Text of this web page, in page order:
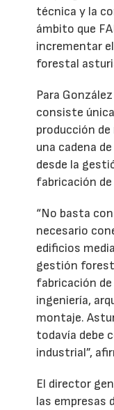
técnica y la
ámbito que
incrementar
forestal
Para
consiste
producción
una cadena
desde la
fabricación
“No basta
necesario
edificios
gestión
fabricación
ingeniería,
montaje.
todavía debe
industrial”,
El director
las empresas